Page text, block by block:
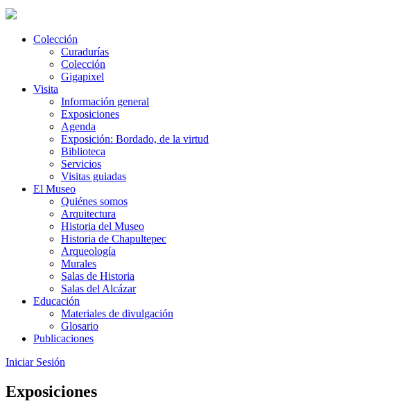
Colección
Curadurías
Colección
Gigapixel
Visita
Información general
Exposiciones
Agenda
Exposición: Bordado, de la virtud
Biblioteca
Servicios
Visitas guiadas
El Museo
Quiénes somos
Arquitectura
Historia del Museo
Historia de Chapultepec
Arqueología
Murales
Salas de Historia
Salas del Alcázar
Educación
Materiales de divulgación
Glosario
Publicaciones
Iniciar Sesión
Exposiciones